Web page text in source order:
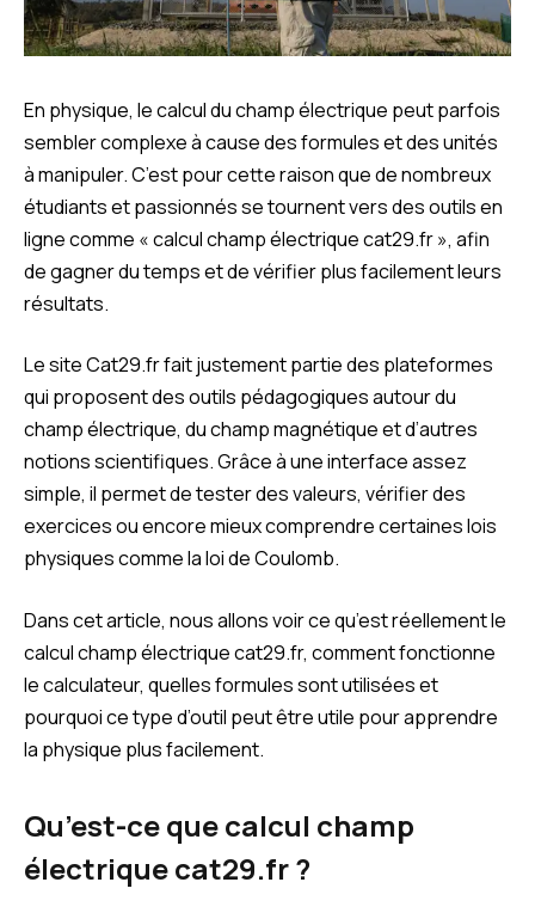
En physique, le calcul du champ électrique peut parfois
sembler complexe à cause des formules et des unités
à manipuler. C’est pour cette raison que de nombreux
étudiants et passionnés se tournent vers des outils en
ligne comme « calcul champ électrique cat29.fr », afin
de gagner du temps et de vérifier plus facilement leurs
résultats.
Le site Cat29.fr fait justement partie des plateformes
qui proposent des outils pédagogiques autour du
champ électrique, du champ magnétique et d’autres
notions scientifiques. Grâce à une interface assez
simple, il permet de tester des valeurs, vérifier des
exercices ou encore mieux comprendre certaines lois
physiques comme la loi de Coulomb.
Dans cet article, nous allons voir ce qu’est réellement le
calcul champ électrique cat29.fr, comment fonctionne
le calculateur, quelles formules sont utilisées et
pourquoi ce type d’outil peut être utile pour apprendre
la physique plus facilement.
Qu’est-ce que calcul champ
électrique cat29.fr ?